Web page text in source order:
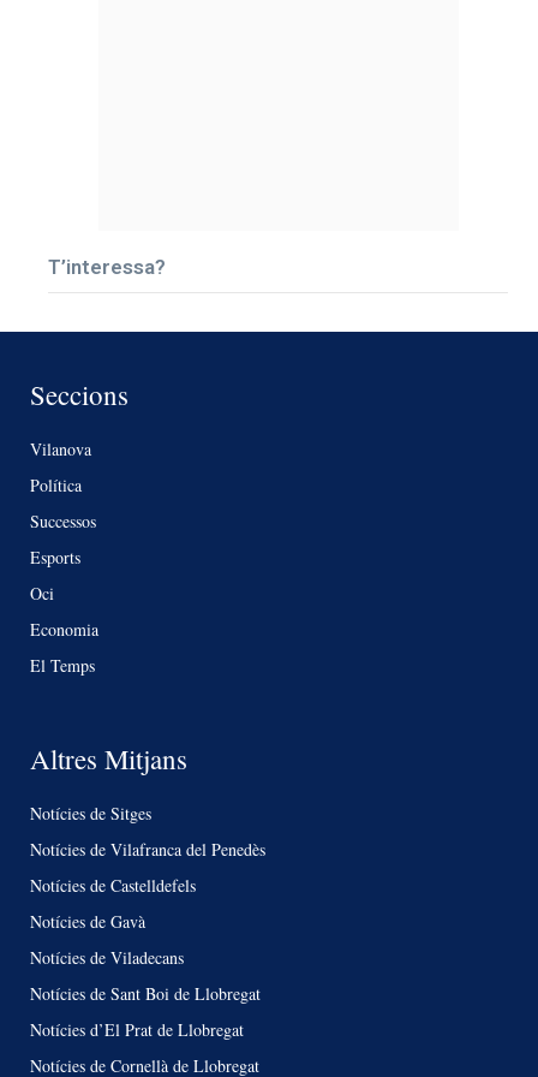
T’interessa?
Seccions
Vilanova
Política
Successos
Esports
Oci
Economia
El Temps
Altres Mitjans
Notícies de Sitges
Notícies de Vilafranca del Penedès
Notícies de Castelldefels
Notícies de Gavà
Notícies de Viladecans
Notícies de Sant Boi de Llobregat
Notícies d’El Prat de Llobregat
Notícies de Cornellà de Llobregat